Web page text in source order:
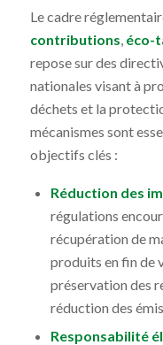
Le cadre
contributions, éco-
repose sur des
nationales visant à
déchets et la
mécanismes sont
objectifs clés :
Réduction des
régulations
récupération de
produits en fin de
préservation des
réduction des
Responsabilité